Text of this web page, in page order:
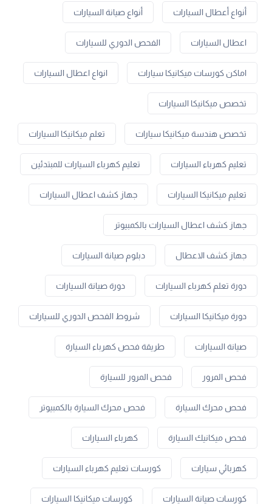
أنواع أعطال السيارات أنواع صيانة السيارات
اعطال السيارات الفحص الدوري للسيارات
اماكن كورسات ميكانيكا سيارات انواع اعطال السيارات
تخصص ميكانيكا السيارات
تخصص هندسة ميكانيكا سيارات تعلم ميكانيكا السيارات
تعليم كهرباء السيارات تعليم كهرباء السيارات للمبتدئين
تعليم ميكانيكا السيارات جهاز كشف اعطال السيارات
جهاز كشف اعطال السيارات بالكمبيوتر
جهاز كشف الاعطال دبلوم صيانة السيارات
دورة تعلم كهرباء السيارات دورة صيانة السيارات
دورة ميكانيكا السيارات شروط الفحص الدوري للسيارات
صيانة السيارات طريقة فحص كهرباء السيارة
فحص المرور فحص المرور للسيارة
فحص محرك السيارة فحص محرك السيارة بالكمبيوتر
فحص ميكانيك السيارة كهرباء السيارات
كهربائي سيارات كورسات تعليم كهرباء السيارات
كورسات صيانة السيارات كورسات ميكانيكا السيارات